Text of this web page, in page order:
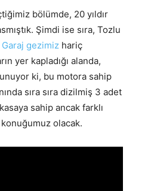
bölümde, 20 yıldır
Şimdi ise sıra, Tozlu
gezimiz hariç
yer kapladığı alanda,
ki, bu motora sahip
sıra sıra dizilmiş 3 adet
sahip ancak farklı
olacak.